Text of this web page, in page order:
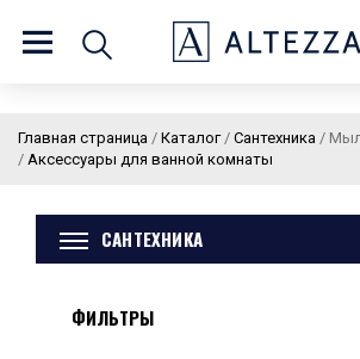
8 (800) 201 60 03
О насДоставка и оплата
Главная страница / Каталог / Сантехника
/ Аксессуары для ванной комнаты
/
САНТЕХНИКА
ФИЛЬТРЫ